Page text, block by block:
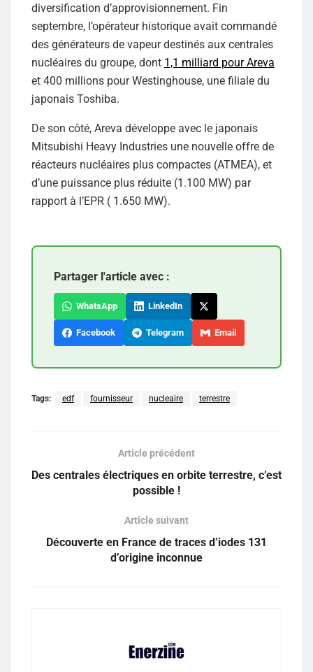
diversification d’approvisionnement. Fin
septembre, l’opérateur historique avait commandé
des générateurs de vapeur destinés aux centrales
nucléaires du groupe, dont 1,1 milliard pour Areva
et 400 millions pour Westinghouse, une filiale du
japonais Toshiba.
De son côté, Areva développe avec le japonais
Mitsubishi Heavy Industries une nouvelle offre de
réacteurs nucléaires plus compactes (ATMEA), et
d’une puissance plus réduite (1.100 MW) par
rapport à l’EPR ( 1.650 MW).
Partager l'article avec :
WhatsApp LinkedIn
Facebook Telegram Email
Tags: edf fournisseur nucleaire terrestre
Article précédent
Des centrales électriques en orbite terrestre, c’est
possible !
Article suivant
Découverte en France de traces d’iodes 131
d’origine inconnue